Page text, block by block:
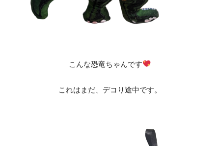
こんな恐竜ちゃんです
これはまだ、デコり途中です。